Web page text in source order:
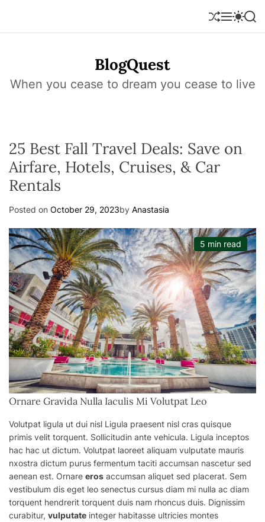
i
S
h
e
M
e
S
w
o
d
S
e
BlogQuest
When you cease to dream you cease to live
25 Best Fall Travel Deals: Save on
Airfare, Hotels, Cruises, & Car
Rentals
Posted on October 29, 2023by Anastasia
5 min read
Ornare Gravida Nulla Iaculis Mi Volutpat Leo
Volutpat ligula ut dui nisl Ligula praesent nisl cras quisque
primis velit torquent. Sollicitudin ante vehicula. Ligula inceptos
hac hac ut dictum. Volutpat laoreet aliquam vulputate mauris
nxostra dictum purus fermentum taciti accumsan nascetur sed
aenean est. Ornare eros accumsan aliquet sed placerat. Sem
vestibulum dis eget leo senectus cursus diam mi nulla ac diam
torquent hendrerit torquent duis nam rhoncus duis. Dignissim
curabitur, vulputate integer habitasse ultricies montes